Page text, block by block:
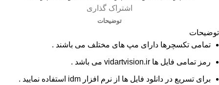
اشتراک گذاری
توضیحات
توضیحات
تمامی تکسچرها دارای مپ های مختلف می باشند .
رمز تمامی فایل ها vidartvision.ir می باشد .
برای تسریع در دانلود فایل ها از نرم افزار idm استفاده نمایید .